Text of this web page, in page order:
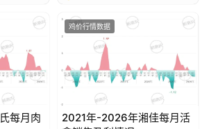
每月肉
鸡价行情数据
2021年-2026年湘佳每月活